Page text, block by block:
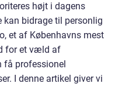
højt i dagens
kan bidrage til personlig
et af Københavns mest
for et væld af
få professionel
I denne artikel giver vi